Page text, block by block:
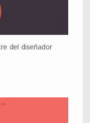
del diseñador